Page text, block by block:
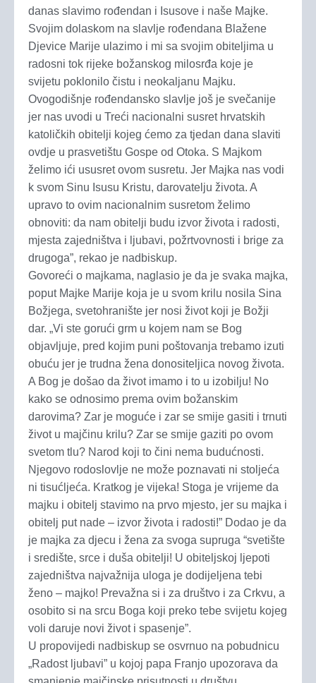
danas slavimo rođendan i Isusove i naše Majke.
Svojim dolaskom na slavlje rođendana Blažene
Djevice Marije ulazimo i mi sa svojim obiteljima u
radosni tok rijeke božanskog milosrđa koje je
svijetu poklonilo čistu i neokaljanu Majku.
Ovogodišnje rođendansko slavlje još je svečanije
jer nas uvodi u Treći nacionalni susret hrvatskih
katoličkih obitelji kojeg ćemo za tjedan dana slaviti
ovdje u prasvetištu Gospe od Otoka. S Majkom
želimo ići ususret ovom susretu. Jer Majka nas vodi
k svom Sinu Isusu Kristu, darovatelju života. A
upravo to ovim nacionalnim susretom želimo
obnoviti: da nam obitelji budu izvor života i radosti,
mjesta zajedništva i ljubavi, požrtvovnosti i brige za
drugoga”, rekao je nadbiskup.
Govoreći o majkama, naglasio je da je svaka majka,
poput Majke Marije koja je u svom krilu nosila Sina
Božjega, svetohranište jer nosi život koji je Božji
dar. „Vi ste gorući grm u kojem nam se Bog
objavljuje, pred kojim puni poštovanja trebamo izuti
obuću jer je trudna žena donositeljica novog života.
A Bog je došao da život imamo i to u izobilju! No
kako se odnosimo prema ovim božanskim
darovima? Zar je moguće i zar se smije gasiti i trnuti
život u majčinu krilu? Zar se smije gaziti po ovom
svetom tlu? Narod koji to čini nema budućnosti.
Njegovo rodoslovlje ne može poznavati ni stoljeća
ni tisućljeća. Kratkog je vijeka! Stoga je vrijeme da
majku i obitelj stavimo na prvo mjesto, jer su majka i
obitelj put nade – izvor života i radosti!” Dodao je da
je majka za djecu i žena za svoga supruga “svetište
i središte, srce i duša obitelji! U obiteljskoj ljepoti
zajedništva najvažnija uloga je dodijeljena tebi
ženo – majko! Prevažna si i za društvo i za Crkvu, a
osobito si na srcu Boga koji preko tebe svijetu kojeg
voli daruje novi život i spasenje”.
U propovijedi nadbiskup se osvrnuo na pobudnicu
„Radost ljubavi” u kojoj papa Franjo upozorava da